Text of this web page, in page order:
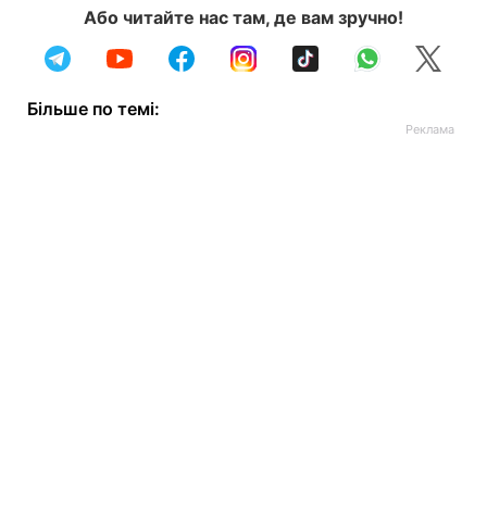
Або читайте нас там, де вам зручно!
Більше по темі: